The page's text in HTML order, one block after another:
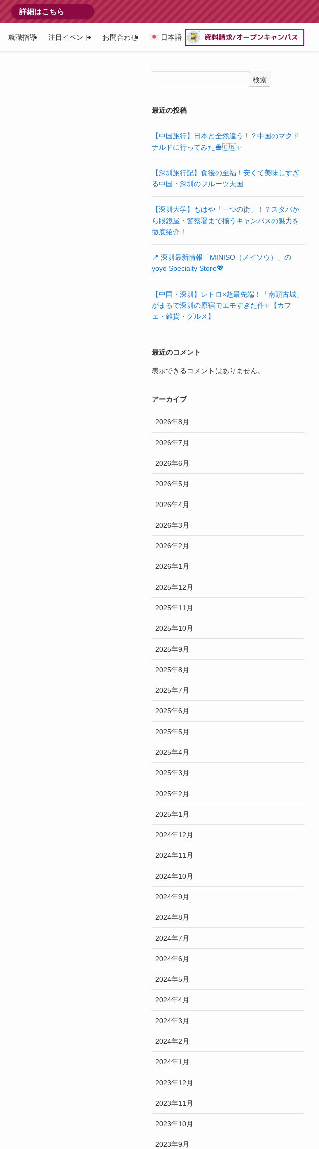
詳細はこちら
就職指導 注目イベント お問合わせ 日本語
検索
最近の投稿
【中国旅行】日本と全然違う！？中国のマクド
ナルドに行ってみた🍔🇨🇳✨
【深圳旅行記】食後の至福！安くて美味しすぎ
る中国・深圳のフルーツ天国
【深圳大学】もはや「一つの街」！？スタバか
ら眼鏡屋・警察署まで揃うキャンパスの魅力を
徹底紹介！
📍 深圳最新情報「MINISO（メイソウ）」の
yoyo Specialty Store💖
【中国・深圳】レトロ×超最先端！「南頭古城」
がまるで深圳の原宿でエモすぎた件✨【カフ
ェ・雑貨・グルメ】
最近のコメント
表示できるコメントはありません。
アーカイブ
2026年8月
2026年7月
2026年6月
2026年5月
2026年4月
2026年3月
2026年2月
2026年1月
2025年12月
2025年11月
2025年10月
2025年9月
2025年8月
2025年7月
2025年6月
2025年5月
2025年4月
2025年3月
2025年2月
2025年1月
2024年12月
2024年11月
2024年10月
2024年9月
2024年8月
2024年7月
2024年6月
2024年5月
2024年4月
2024年3月
2024年2月
2024年1月
2023年12月
2023年11月
2023年10月
2023年9月